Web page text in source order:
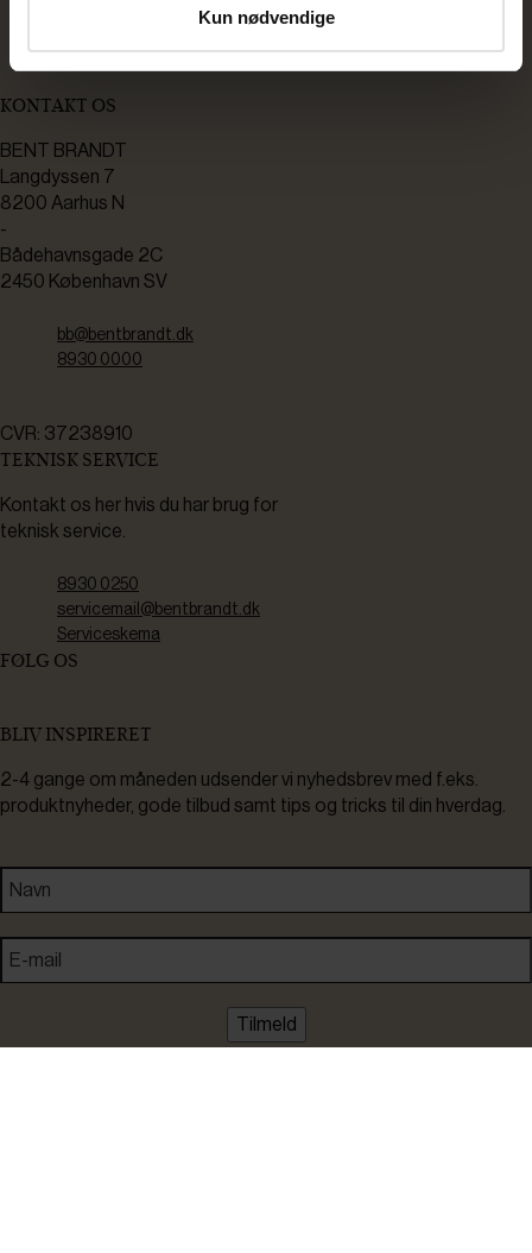
Kun nødvendige
KONTAKT OS
BENT BRANDT
Langdyssen 7
8200 Aarhus N
-
Bådehavnsgade 2C
2450 København SV
bb@bentbrandt.dk
8930 0000
CVR: 37238910
TEKNISK SERVICE
Kontakt os her hvis du har brug for
teknisk service.
8930 0250
servicemail@bentbrandt.dk
Serviceskema
FØLG OS
BLIV INSPIRERET
2-4 gange om måneden udsender vi nyhedsbrev med f.eks.
produktnyheder, gode tilbud samt tips og tricks til din hverdag.
Tilmeld